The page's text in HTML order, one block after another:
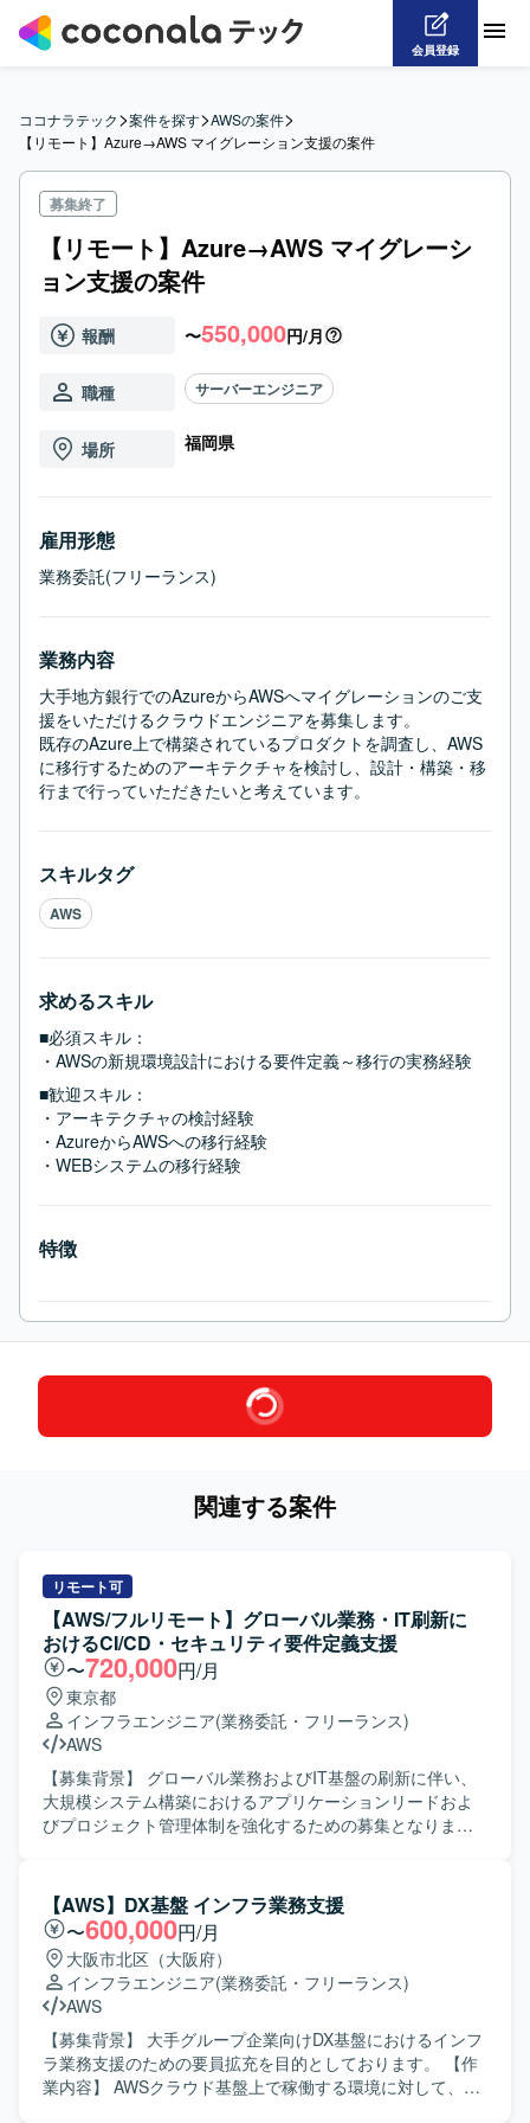
会員登録
ココナラテック>案件を探す>AWSの案件>
【リモート】Azure→AWS マイグレーション支援の案件
募集終了
【リモート】Azure→AWS マイグレーシ
ョン支援の案件
報酬 〜550,000円/月
職種 サーバーエンジニア
場所 福岡県
雇用形態
業務委託(フリーランス)
業務内容
大手地方銀行でのAzureからAWSへマイグレーションのご支
援をいただけるクラウドエンジニアを募集します。
既存のAzure上で構築されているプロダクトを調査し、AWS
に移行するためのアーキテクチャを検討し、設計・構築・移
行まで行っていただきたいと考えています。
スキルタグ
AWS
求めるスキル
■必須スキル：
・AWSの新規環境設計における要件定義～移行の実務経験
■歓迎スキル：
・アーキテクチャの検討経験
・AzureからAWSへの移行経験
・WEBシステムの移行経験
特徴
関連する案件
リモート可
【AWS/フルリモート】グローバル業務・IT刷新に
おけるCI/CD・セキュリティ要件定義支援
〜720,000円/月
東京都
インフラエンジニア(業務委託・フリーランス)
AWS
【募集背景】 グローバル業務およびIT基盤の刷新に伴い、
大規模システム構築におけるアプリケーションリードおよ
びプロジェクト管理体制を強化するための募集となりま
ードしていただきます。具体的には、Webアプリケーショ
ンおよび関連API、画面・帳票、バッチ処理の要件定義・設
計、ドキュメンテーションを行っていただきます。また、
DBおよびマスタデータ管理に関わるデータモデリングや、
標準化・ガイドラインの策定にも携わっていただきます。
加えて、関係者とのコミュニケーションを通じてプロジェ
クト全体の整合性を取りながら推進していただきます。
【求める人物像】 複数のステークホルダーと円滑にコミュ
ニケーションを取りながら、主体的に課題を発見し解決ま
【AWS】DX基盤 インフラ業務支援
〜600,000円/月
大阪市北区（大阪府）
インフラエンジニア(業務委託・フリーランス)
AWS
【募集背景】 大手グループ企業向けDX基盤におけるインフ
ラ業務支援のための要員拡充を目的としております。 【作
業内容】 AWSクラウド基盤上で稼働する環境に対して、イ